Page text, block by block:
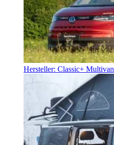
Hersteller: Classic+ Multivan